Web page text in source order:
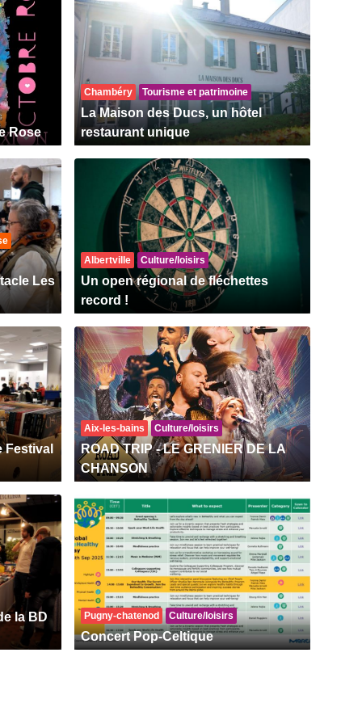
Rose
Chambéry Tourisme et patrimoine
La Maison des Ducs, un hôtel
restaurant unique
Les
Albertville Culture/loisirs
Un open régional de fléchettes
record !
Festival
Aix-les-bains Culture/loisirs
ROAD TRIP - LE GRENIER DE LA
CHANSON
la BD Pugny-chatenod Culture/loisirs
Concert Pop-Celtique